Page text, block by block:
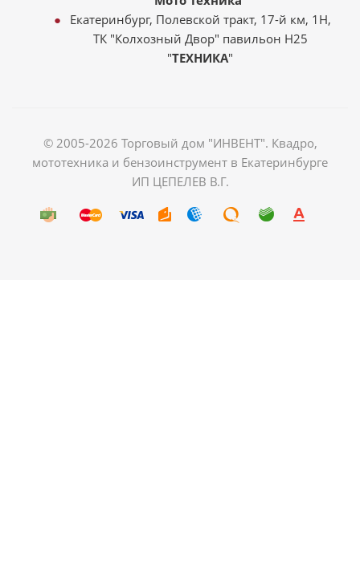
Екатеринбург, Полевской тракт, 17-й км, 1Н,
ТК "Колхозный Двор" павильон Н25
"ТЕХНИКА"
© 2005-2026 Торговый дом "ИНВЕНТ". Квадро,
мототехника и бензоинструмент в Екатеринбурге
ИП ЦЕПЕЛЕВ В.Г.